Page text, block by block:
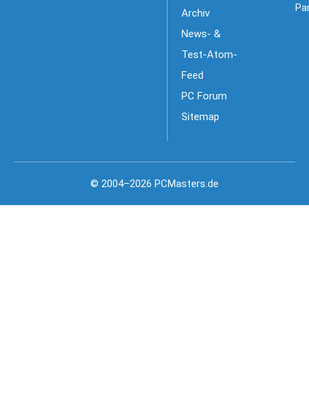
Archiv
News- &
Test-Atom-
Feed
PC Forum
Sitemap
© 2004–2026 PCMasters.de